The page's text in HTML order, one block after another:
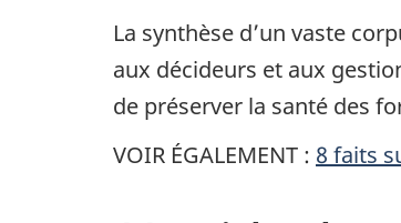
La synthèse d’un vaste
aux décideurs et aux
de préserver la santé des
VOIR ÉGALEMENT : 8 faits